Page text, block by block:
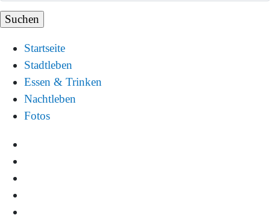
Startseite
Stadtleben
Essen & Trinken
Nachtleben
Fotos